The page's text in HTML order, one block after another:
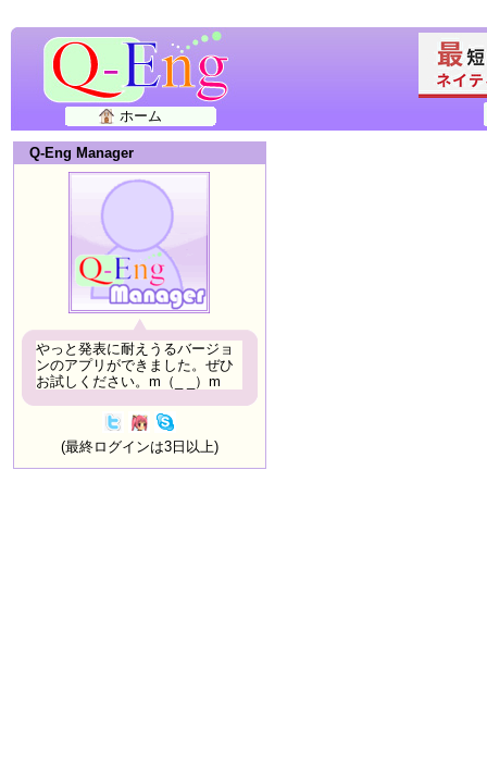
ホーム
Q-Eng Manager
やっと発表に耐えうるバージョ
ンのアプリができました。ぜひ
お試しください。m（_ _）m
(最終ログインは3日以上)